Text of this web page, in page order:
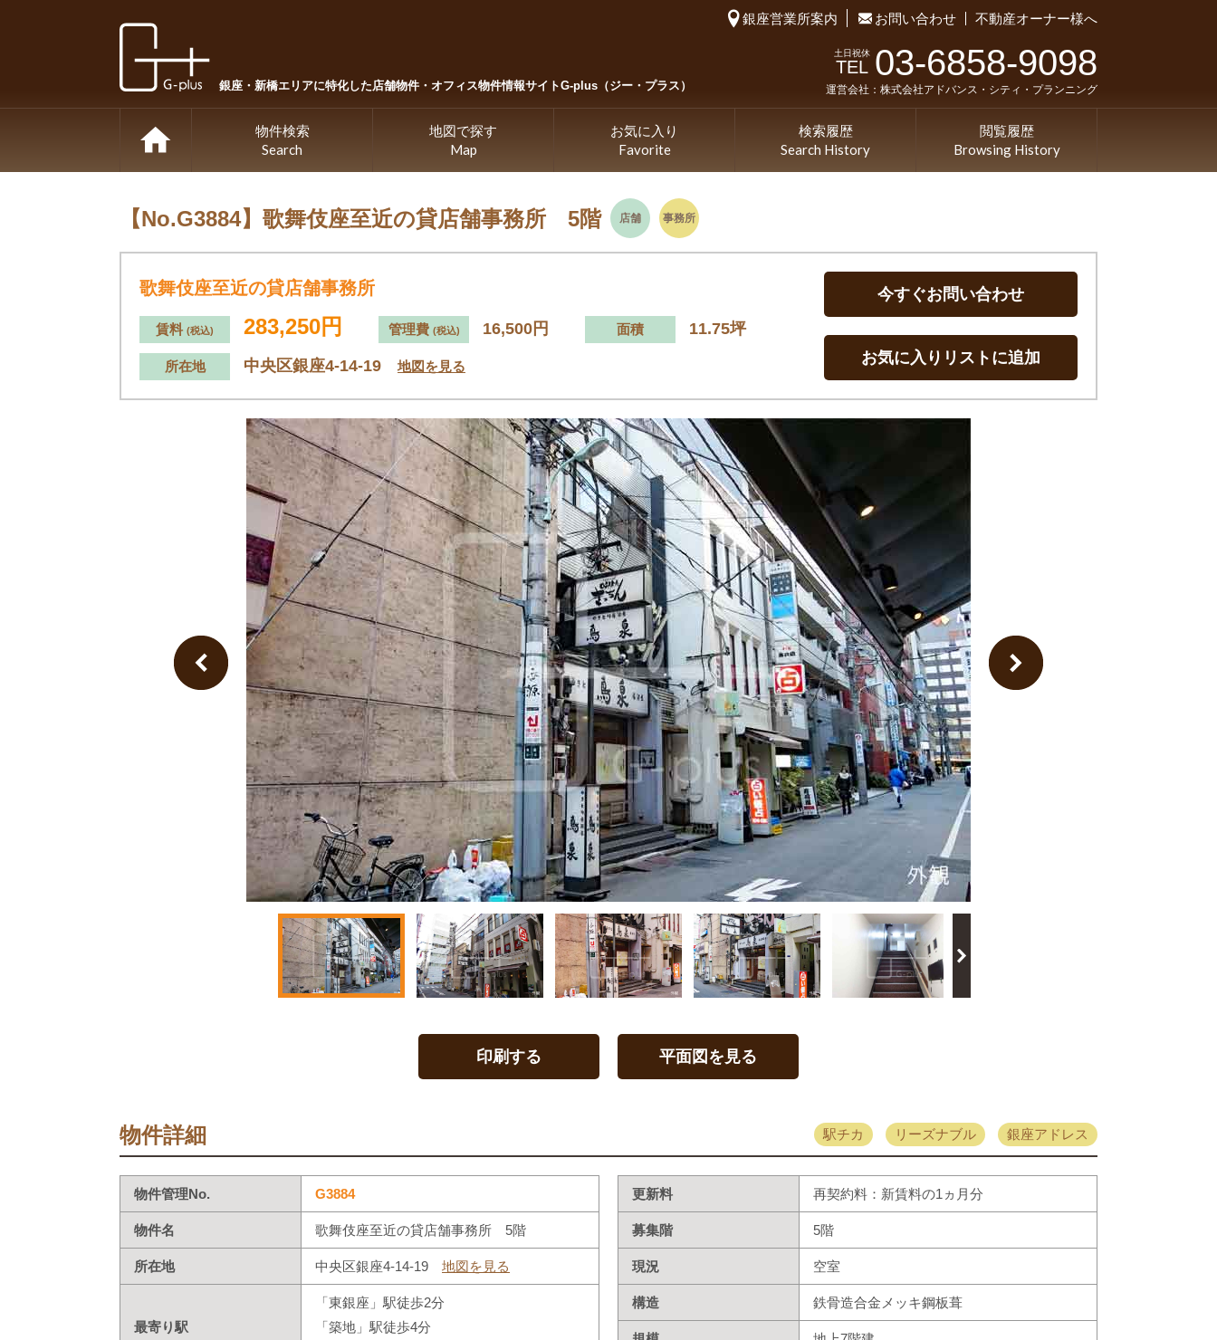
銀座・新橋エリアに特化した店舗物件・ オフィス物件情報サイトG-plus（ジー・プラス）
銀座営業所案内 お問い合わせ 不動産オーナー様へ
土日祝休
TEL 03-6858-9098
運営会社：株式会社アドバンス・シティ・プランニング
物件検索
Search
地図で探す
Map
お気に入り
Favorite
検索履歴
Search History
閲覧履歴
Browsing History
【No.G3884】 歌舞伎座至近の貸店舗事務所 5階 店舗 事務所
歌舞伎座至近の貸店舗事務所
賃料 (税込) 283,250円 管理費 (税込) 16,500円 面積 11.75坪
所在地 中央区銀座4-14-19 地図を見る
今すぐお問い合わせ
お気に入りリストに追加
Previous Image
印刷する 平面図を見る
物件詳細 駅チカ リーズナブル 銀座アドレス
物件管理No. G3884
物件名 歌舞伎座至近の貸店舗事務所 5階
所在地 中央区銀座4-14-19 地図を見る
最寄り駅
「東銀座」駅徒歩2分
「築地」駅徒歩4分
更新料 再契約料：新賃料の1ヵ月分
募集階 5階
現況 空室
構造 鉄骨造合金メッキ鋼板葺